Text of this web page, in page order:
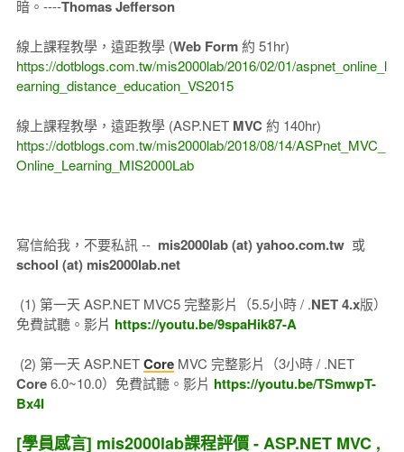
暗。----Thomas Jefferson
線上課程教學，遠距教學 (Web Form約 51hr)
https://dotblogs.com.tw/mis2000lab/2016/02/01/aspnet_online_l
earning_distance_education_VS2015
線上課程教學，遠距教學 (ASP.NET MVC 約 140hr)
https://dotblogs.com.tw/mis2000lab/2018/08/14/ASPnet_MVC_
Online_Learning_MIS2000Lab
寫信給我，不要私訊 -- mis2000lab (at) yahoo.com.tw或
school (at) mis2000lab.net
(1) 第一天 ASP.NET MVC5 完整影片（5.5小時 / .NET 4.x版）
免費試聽。影片 https://youtu.be/9spaHik87-A
(2) 第一天 ASP.NETCoreMVC 完整影片（3小時 / .NET
Core6.0~10.0）免費試聽。影片 https://youtu.be/TSmwpT-
Bx4I
[學員感言] mis2000lab課程評價 - ASP.NET MVC ,